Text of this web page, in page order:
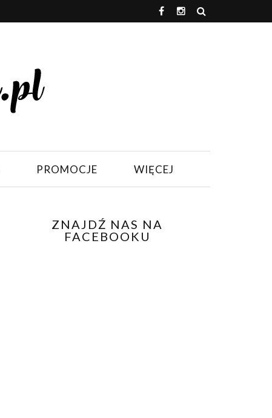
PROMOCJE WIĘCEJ
ZNAJDŹ NAS NA
FACEBOOKU